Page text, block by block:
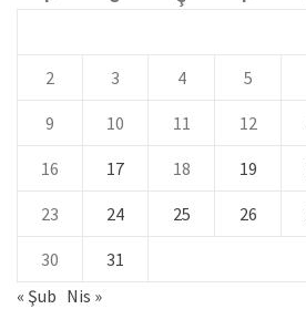
2 3 4 5
9 10 11 12
16 17 18 19
23 24 25 26
30
31
« Şub Nis »